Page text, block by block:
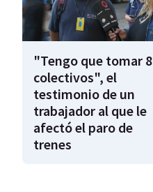
"Tengo que tomar 8
colectivos", el
testimonio de un
trabajador al que le
afectó el paro de
trenes